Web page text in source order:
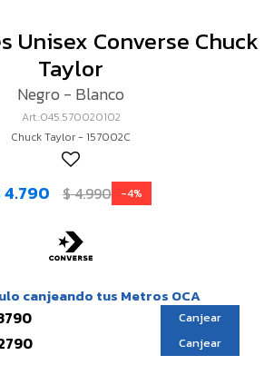
Unisex Converse Chuck
Taylor
Negro - Blanco
045.570020102
Chuck Taylor - 157002C
4.790 $4.990 4
canjeando tus Metros OCA
Canjear
Canjear